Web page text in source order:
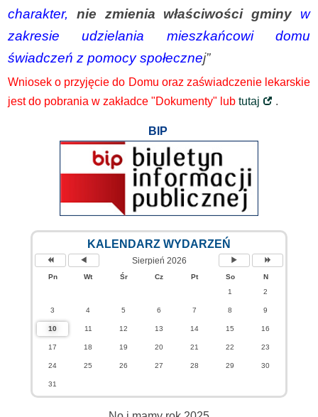
charakter,
nie zmienia właściwości gminy
w
zakresie udzielania mieszkańcowi domu
świadczeń z pomocy społecznej”
Wniosek o przyjęcie do Domu oraz zaświadczenie lekarskie
jest do pobrania w zakładce "Dokumenty" lub tutaj .
BIP
KALENDARZ WYDARZEŃ
Sierpień 2026
Pn Wt Śr Cz Pt So
N
1
2
3 4 5 6 7 8 9
10 11 12 13 14 15 16
17 18 19 20 21 22 23
24 25 26 27 28 29 30
31